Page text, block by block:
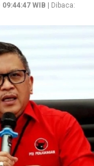
WIB | Dibaca: